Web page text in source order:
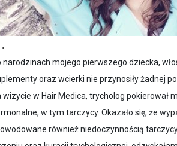
narodzinach mojego pierwszego dziecka,
oraz wcierki nie przynosiły żadnej
wizycie w Hair Medica, trycholog pokierował
w tym tarczycy. Okazało się, że
również niedoczynnością